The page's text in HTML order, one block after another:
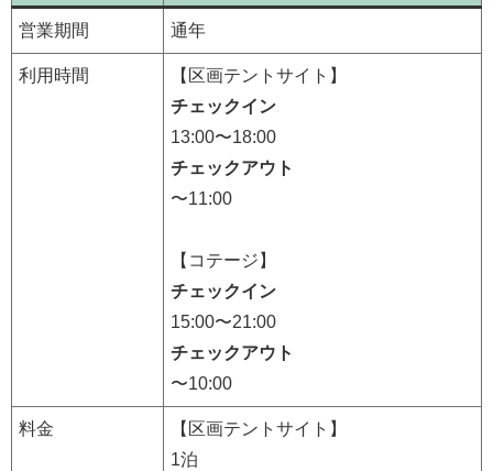
営業期間 通年
利用時間
【区画テントサイト】
チェックイン
13:00〜18:00
チェックアウト
〜11:00
【コテージ】
チェックイン
15:00〜21:00
チェックアウト
〜10:00
料金
【区画テントサイト】
1泊